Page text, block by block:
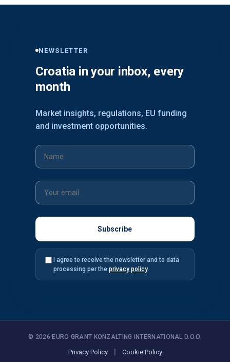
NEWSLETTER
Croatia in your inbox, every
month
Market insights, regulations, EU funding
and investment opportunities.
I agree to receive the newsletter and to data
processing per the privacy policy.
© 2026 EURO GRANT KONZALTING INTERNATIONAL D.O.O.
Privacy Policy Cookie Policy